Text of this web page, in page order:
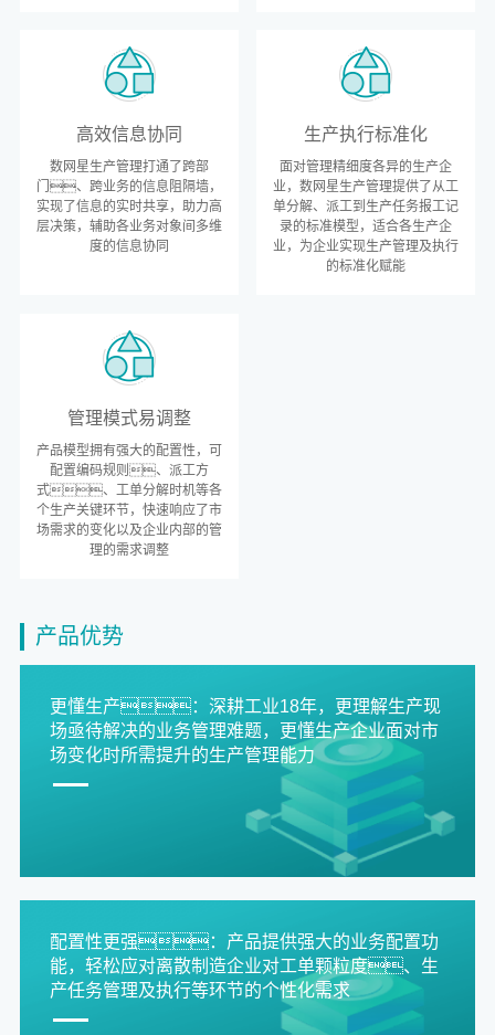
高效信息协同
数网星生产管理打通了跨部
门、跨业务的信息阻隔墙，
实现了信息的实时共享，助力高
层决策，辅助各业务对象间多维
度的信息协同
生产执行标准化
面对管理精细度各异的生产企
业，数网星生产管理提供了从工
单分解、派工到生产任务报工记
录的标准模型，适合各生产企
业，为企业实现生产管理及执行
的标准化赋能
管理模式易调整
产品模型拥有强大的配置性，可
配置编码规则、派工方
式、工单分解时机等各
个生产关键环节，快速响应了市
场需求的变化以及企业内部的管
理的需求调整
产品优势
更懂生产：深耕工业18年，更理解生产现
场亟待解决的业务管理难题，更懂生产企业面对市
场变化时所需提升的生产管理能力
配置性更强：产品提供强大的业务配置功
能，轻松应对离散制造企业对工单颗粒度、生
产任务管理及执行等环节的个性化需求